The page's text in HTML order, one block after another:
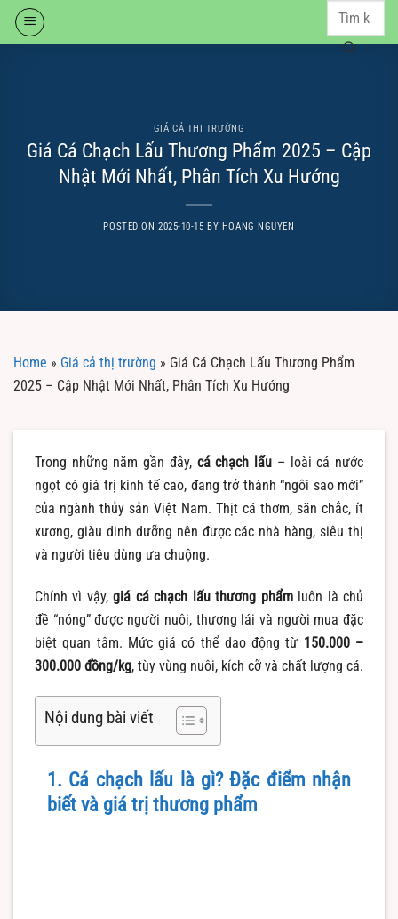
Skip
GIÁ CẢ THỊ TRƯỜNG
Giá Cá Chạch Lấu Thương Phẩm 2025 – Cập
Nhật Mới Nhất, Phân Tích Xu Hướng
POSTED ON 2025-10-15 BY HOANG NGUYEN
Home » Giá cả thị trường » Giá Cá Chạch Lấu Thương Phẩm
2025 – Cập Nhật Mới Nhất, Phân Tích Xu Hướng
Trong những năm gần đây, cá chạch lấu – loài cá nước
ngọt có giá trị kinh tế cao, đang trở thành “ngôi sao mới”
của ngành thủy sản Việt Nam. Thịt cá thơm, săn chắc, ít
xương, giàu dinh dưỡng nên được các nhà hàng, siêu thị
và người tiêu dùng ưa chuộng.
Chính vì vậy,giá cá chạch lấu thương phẩmluôn là chủ
đề “nóng” được người nuôi, thương lái và người mua đặc
biệt quan tâm. Mức giá có thể dao động từ 150.000 –
300.000 đồng/kg, tùy vùng nuôi, kích cỡ và chất lượng cá.
Nội dung bài viết
1. Cá chạch lấu là gì? Đặc điểm nhận
biết và giá trị thương phẩm